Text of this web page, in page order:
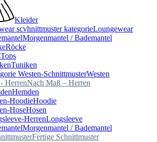
Kleider
Loungewear
Morgenmantel / Bademantel
Röcke
Tops
Tuniken
Westen
Nach Maß – Herren
Hemden
Hoodie
Hosen
Longsleeve
Morgenmantel / Bademantel
Fertige Schnittmuster